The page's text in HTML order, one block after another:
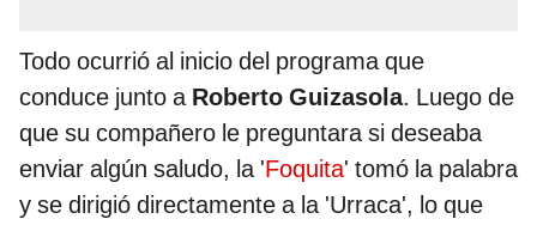
Todo ocurrió al inicio del programa que
conduce junto a Roberto Guizasola. Luego de
que su compañero le preguntara si deseaba
enviar algún saludo, la 'Foquita' tomó la palabra
y se dirigió directamente a la 'Urraca', lo que